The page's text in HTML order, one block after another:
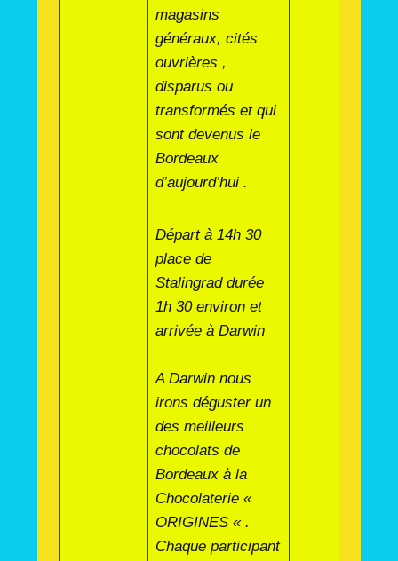
magasins
généraux, cités
ouvrières ,
disparus ou
transformés et qui
sont devenus le
Bordeaux
d’aujourd’hui .
Départ à 14h 30
place de
Stalingrad durée
1h 30 environ et
arrivée à Darwin
A Darwin nous
irons déguster un
des meilleurs
chocolats de
Bordeaux à la
Chocolaterie «
ORIGINES « .
Chaque participant